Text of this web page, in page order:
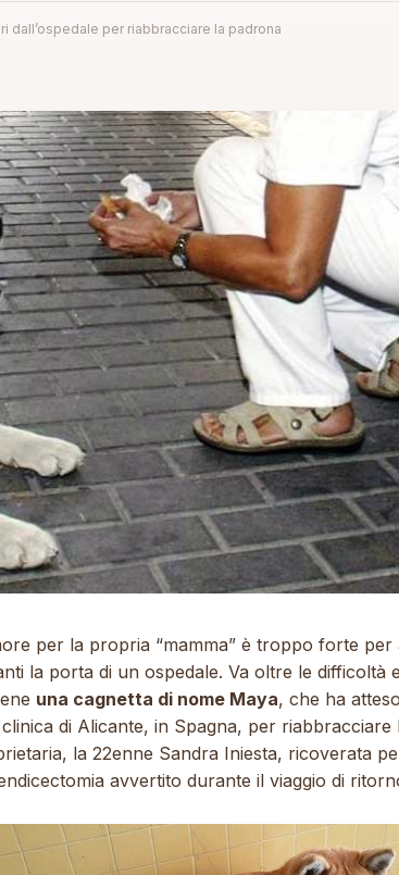
dall’ospedale per riabbracciare la padrona
per la propria “mamma” è troppo forte
la porta di un ospedale. Va oltre le difficoltà
una cagnetta di nome Maya, che ha
di Alicante, in Spagna, per riabbracciare
la 22enne Sandra Iniesta, ricoverata
avvertito durante il viaggio di